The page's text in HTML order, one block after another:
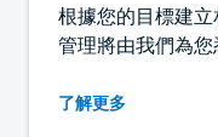
根據您的目標建
管理將由我們為您
了解更多